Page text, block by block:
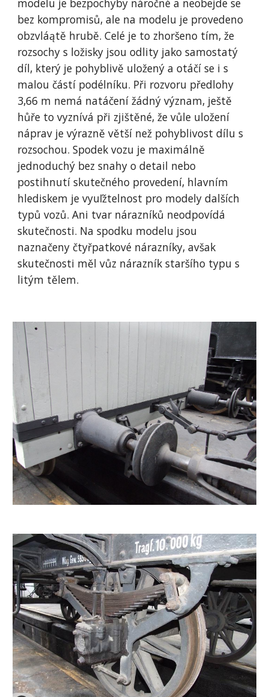
modelu je bezpochyby náročné a neobejde se
bez kompromisů, ale na modelu je provedeno
obzvláątě hrubě. Celé je to zhoršeno tím, že
rozsochy s ložisky jsou odlity jako samostatý
díl, který je pohyblivě uložený a otáčí se i s
malou částí podélníku. Při rozvoru předlohy
3,66 m nemá natáčení žádný význam, ještě
hůře to vyznívá při zjištěné, že vůle uložení
náprav je výrazně větší než pohyblivost dílu s
rozsochou. Spodek vozu je maximálně
jednoduchý bez snahy o detail nebo
postihnutí skutečného provedení, hlavním
hlediskem je vyuľžtelnost pro modely dalších
typů vozů. Ani tvar nárazníků neodpovídá
skutečnosti. Na spodku modelu jsou
naznačeny čtyřpatkové nárazníky, avšak
skutečnosti měl vůz nárazník staršího typu s
litým tělem.